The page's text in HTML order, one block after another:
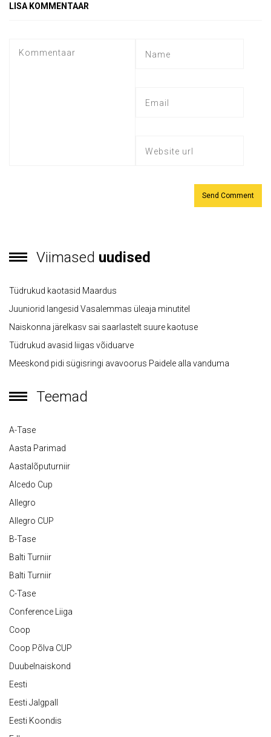
LISA KOMMENTAAR
Viimased uudised
Tüdrukud kaotasid Maardus
Juuniorid langesid Vasalemmas üleaja minutitel
Naiskonna järelkasv sai saarlastelt suure kaotuse
Tüdrukud avasid liigas võiduarve
Meeskond pidi sügisringi avavoorus Paidele alla vanduma
Teemad
A-Tase
Aasta Parimad
Aastalõputurniir
Alcedo Cup
Allegro
Allegro CUP
B-Tase
Balti Turniir
Balti Turniir
C-Tase
Conference Liiga
Coop
Coop Põlva CUP
Duubelnaiskond
Eesti
Eesti Jalgpall
Eesti Koondis